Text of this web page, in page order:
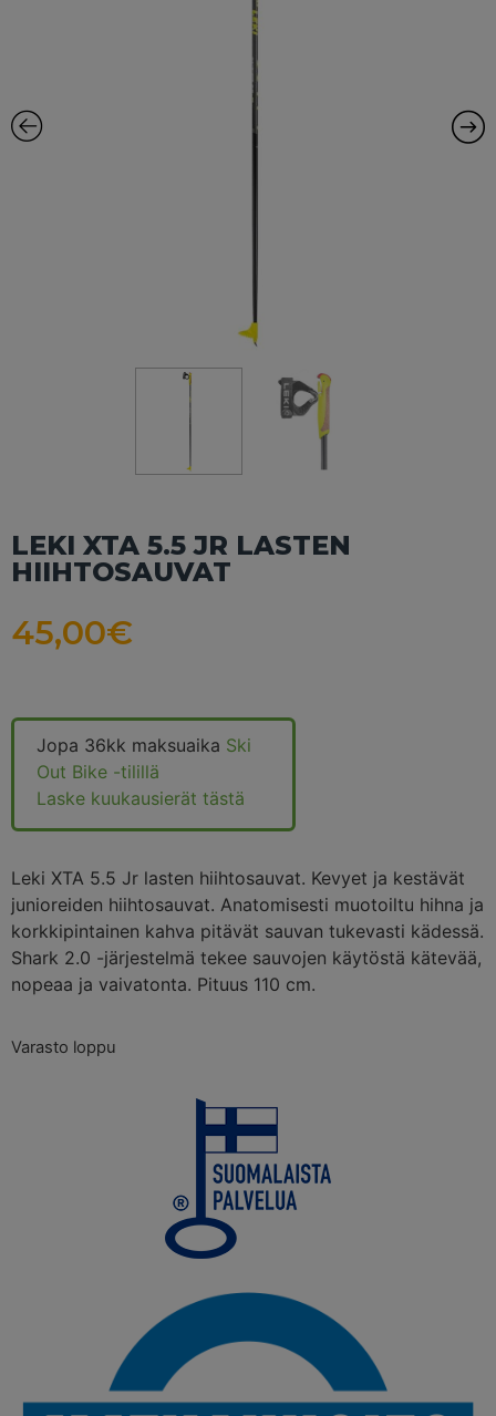
LEKI XTA 5.5 JR LASTEN
HIIHTOSAUVAT
45,00€
Jopa 36kk maksuaika Ski
Out Bike -tilillä
Laske kuukausierät tästä
Leki XTA 5.5 Jr lasten hiihtosauvat. Kevyet ja kestävät
junioreiden hiihtosauvat. Anatomisesti muotoiltu hihna ja
korkkipintainen kahva pitävät sauvan tukevasti kädessä.
Shark 2.0 -järjestelmä tekee sauvojen käytöstä kätevää,
nopeaa ja vaivatonta. Pituus 110 cm.
Varasto loppu